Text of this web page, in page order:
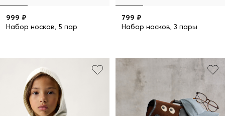
999 ₽
Набор носков, 5 пар
799 ₽
Набор носков, 3 пары